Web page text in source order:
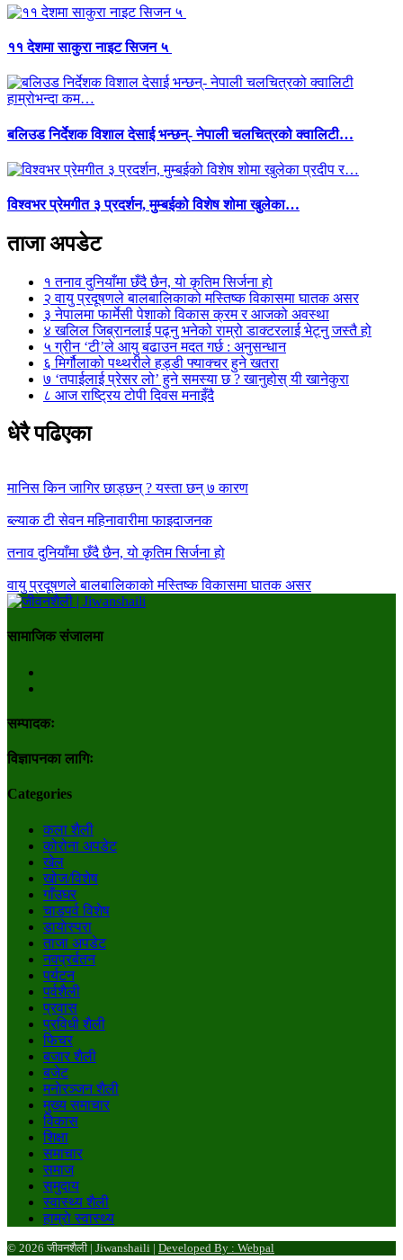
११ देशमा साकुरा नाइट सिजन ५
बलिउड निर्देशक विशाल देसाई भन्छन्- नेपाली चलचित्रको क्वालिटी…
विश्वभर प्रेमगीत ३ प्रदर्शन, मुम्बईको विशेष शोमा खुलेका…
ताजा अपडेट
१ तनाव दुनियाँमा छँदै छैन, यो कृतिम सिर्जना हो
२ वायु प्रदूषणले बालबालिकाको मस्तिष्क विकासमा घातक असर
३ नेपालमा फार्मेसी पेशाको विकास क्रम र आजको अवस्था
४ खलिल जिब्रानलाई पढ्नु भनेको राम्रो डाक्टरलाई भेट्नु जस्तै हो
५ग्रीन ‘टी’ले आयु बढाउन मदत गर्छ : अनुसन्धान
६ मिर्गौलाको पथ्थरीले हड्डी फ्याक्चर हुने खतरा
७ ‘तपाईलाई प्रेसर लो’ हुने समस्या छ ? खानुहोस् यी खानेकुरा
८ आज राष्ट्रिय टोपी दिवस मनाइँदै
धेरै पढिएका
मानिस किन जागिर छाड्छन् ? यस्ता छन् ७ कारण
ब्ल्याक टी सेवन महिनावारीमा फाइदाजनक
तनाव दुनियाँमा छँदै छैन, यो कृतिम सिर्जना हो
वायु प्रदूषणले बालबालिकाको मस्तिष्क विकासमा घातक असर
सामाजिक संजालमा
सम्पादकः
विज्ञापनका लागिः
Categories
कला शैली
कोरोना अपडेट
खेल
खोज/विशेष
गाँउघर
चाडपर्व विशेष
डायाेस्परा
ताजा अपडेट
नवप्रर्बतन
पर्यटन
पर्वशैली
प्रवास
प्रविधी शैली
फिचर
बजार शैली
बजेट
मनाेरञ्जन शैली
मुख्य समाचार
विकास
शिक्षा
समाचार
समाज
समुदाय
स्वास्थ्य शैली
हाम्राे स्वास्थ्य
© 2026 जीवनशैली | Jiwanshaili | Developed By : Webpal